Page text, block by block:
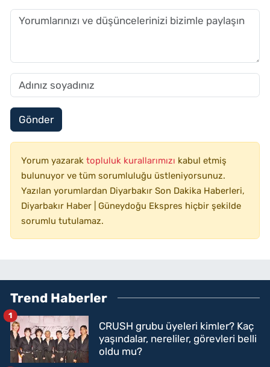
Gönder
Yorum yazarak topluluk kurallarımızı kabul etmiş
bulunuyor ve tüm sorumluluğu üstleniyorsunuz.
Yazılan yorumlardan Diyarbakır Son Dakika Haberleri,
Diyarbakır Haber | Güneydoğu Ekspres hiçbir şekilde
sorumlu tutulamaz.
Trend Haberler
CRUSH grubu üyeleri kimler? Kaç
yaşındalar, nereliler, görevleri belli
oldu mu?
1